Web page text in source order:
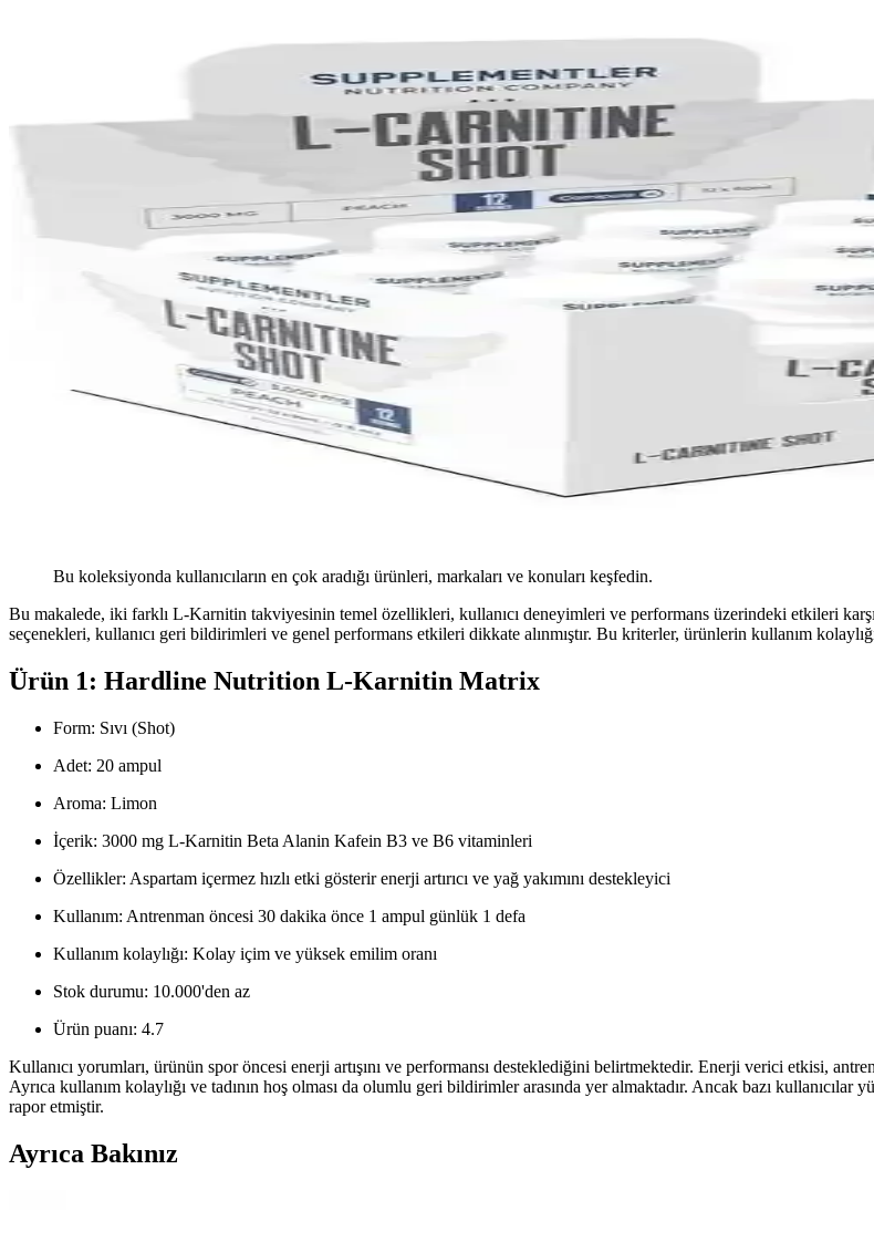
Bu koleksiyonda kullanıcıların en çok aradığı ürünleri, markaları ve konuları keşfedin.
Bu makalede, iki farklı L-Karnitin takviyesinin temel özellikleri, kullanıcı deneyimleri ve performans üzerindeki etkileri
seçenekleri, kullanıcı geri bildirimleri ve genel performans etkileri dikkate alınmıştır. Bu kriterler, ürünlerin kullanım
Ürün 1: Hardline Nutrition L-Karnitin Matrix
Form: Sıvı (Shot)
Adet: 20 ampul
Aroma: Limon
İçerik: 3000 mg L-Karnitin Beta Alanin Kafein B3 ve B6 vitaminleri
Özellikler: Aspartam içermez hızlı etki gösterir enerji artırıcı ve yağ yakımını destekleyici
Kullanım: Antrenman öncesi 30 dakika önce 1 ampul günlük 1 defa
Kullanım kolaylığı: Kolay içim ve yüksek emilim oranı
Stok durumu: 10.000'den az
Ürün puanı: 4.7
Kullanıcı yorumları, ürünün spor öncesi enerji artışını ve performansı desteklediğini belirtmektedir. Enerji verici etkisi,
Ayrıca kullanım kolaylığı ve tadının hoş olması da olumlu geri bildirimler arasında yer almaktadır. Ancak bazı
rapor etmiştir.
Ayrıca Bakınız